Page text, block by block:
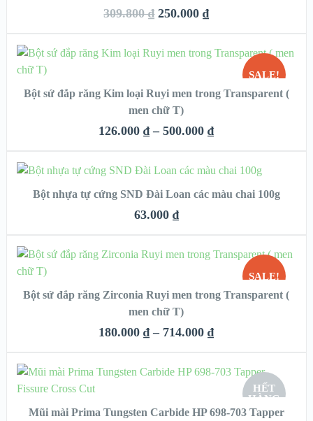
QUICK LOOK
309.800₫ 250.000₫
SALE!
QUICK LOOK
VIEW DETAILS
Bột sứ đắp răng Kim loại Ruyi men trong Transparent (
men chữ T)
126.000₫ – 500.000₫
QUICK LOOK
CHỌN
Bột nhựa tự cứng SND Đài Loan các màu chai 100g
63.000 ₫
SALE!
QUICK LOOK
VIEW DETAILS
Bột sứ đắp răng Zirconia Ruyi men trong Transparent (
men chữ T)
180.000₫ – 714.000₫
HẾT
HÀNG
QUICK LOOK
Mũi mài Prima Tungsten Carbide HP 698-703 Tapper